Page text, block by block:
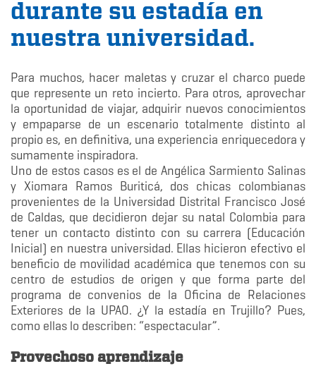
durante su estadía en
nuestra universidad.
Para muchos, hacer maletas y cruzar el charco puede
que represente un reto incierto. Para otros, aprovechar
la oportunidad de viajar, adquirir nuevos conocimientos
y empaparse de un escenario totalmente distinto al
propio es, en definitiva, una experiencia enriquecedora y
sumamente inspiradora.
Uno de estos casos es el de Angélica Sarmiento Salinas
y Xiomara Ramos Buriticá, dos chicas colombianas
provenientes de la Universidad Distrital Francisco José
de Caldas, que decidieron dejar su natal Colombia para
tener un contacto distinto con su carrera (Educación
Inicial) en nuestra universidad. Ellas hicieron efectivo el
beneficio de movilidad académica que tenemos con su
centro de estudios de origen y que forma parte del
programa de convenios de la Oficina de Relaciones
Exteriores de la UPAO. ¿Y la estadía en Trujillo? Pues,
como ellas lo describen: “espectacular”.
Provechoso aprendizaje